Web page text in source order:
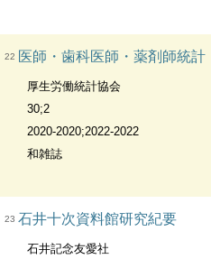
22 医師・歯科医師・薬剤師統計
厚生労働統計協会
30;2
2020-2020;2022-2022
和雑誌
23 石井十次資料館研究紀要
石井記念友愛社